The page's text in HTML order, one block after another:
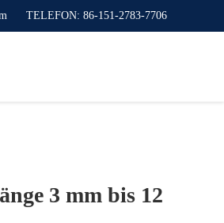
TELEFON: 86-151-2783-7706
3 mm bis 12